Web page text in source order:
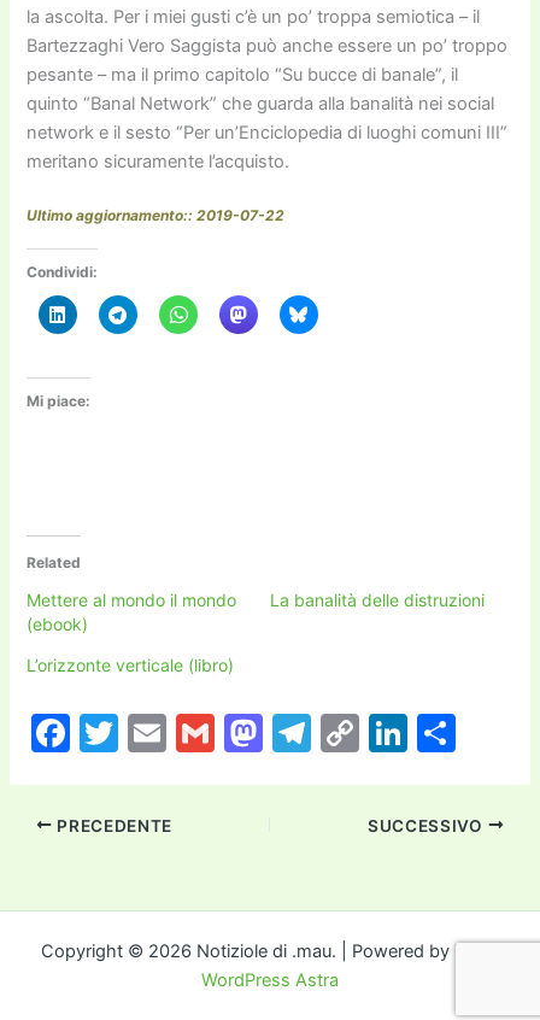
la ascolta. Per i miei gusti c’è un po’ troppa semiotica – il
Bartezzaghi Vero Saggista può anche essere un po’ troppo
pesante – ma il primo capitolo “Su bucce di banale”, il
quinto “Banal Network” che guarda alla banalità nei social
network e il sesto “Per un’Enciclopedia di luoghi comuni III”
meritano sicuramente l’acquisto.
Ultimo aggiornamento:: 2019-07-22
Condividi:
Mi piace:
Related
Mettere al mondo il mondo
(ebook)
La banalità delle distruzioni
L’orizzonte verticale (libro)
F
c
e
o
o
T
itt
er
E
ai
l
G
M
o
n
T
m
C
p
y
n
k
Li
k
e
n
n
di
di
PRECEDENTE SUCCESSIVO
Copyright © 2026 Notiziole di .mau. | Powered by Tema
WordPress Astra